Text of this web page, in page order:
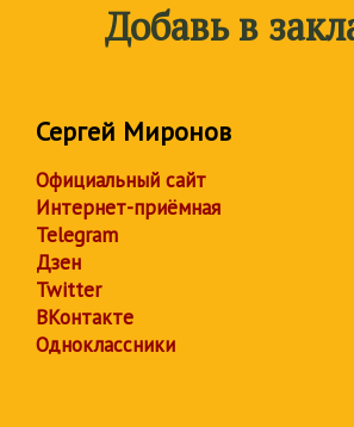
Добавь в
Сергей Миронов
Официальный сайт
Интернет-приёмная
Telegram
Дзен
Twitter
ВКонтакте
Одноклассники